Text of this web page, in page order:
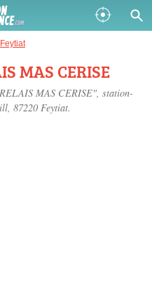
Feytiat
MAS CERISE
MAS CERISE", station-
, 87220 Feytiat.
Épuisé